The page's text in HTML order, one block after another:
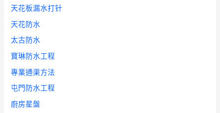
天花板漏水打针
天花防水
太古防水
寶琳防水工程
專業通渠方法
屯門防水工程
廚房星盤